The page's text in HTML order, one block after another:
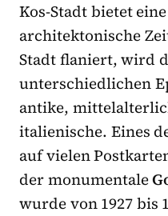
Kos-Stadt bietet
architektonische
Stadt flaniert, wird
unterschiedlichen
antike,
italienische. Eines
auf vielen
der monumentale
wurde von 1927 bis